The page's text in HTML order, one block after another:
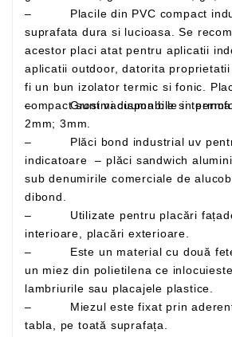
– Placile din PVC compact industrial au
suprafata dura si lucioasa. Se recomanda
acestor placi atat pentru aplicatii
aplicatii outdoor, datorita
fi un bun izolator termic si fonic. Placile din PVC
compact sunt
– Grosimi disponibile in
2mm; 3mm.
– Plăci bond industrial uv pentru semne si
indicatoare – plăci sandwich aluminiu cunoscute si
sub denumirile comerciale de alucobond,
dibond.
– Utilizate pentru placări
interioare, placări exterioare.
– Este un material cu două fete din aluminiu si
un miez din polietilena ce inlocuieste cu succes tabla,
lambriurile sau placajele plastice.
– Miezul este fixat prin
tabla, pe toată suprafața.